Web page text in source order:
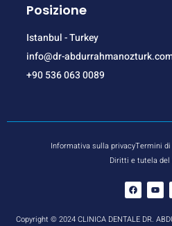
Posizione
Istanbul - Turkey
info@dr-
+90 536 063 0089
Informativa sulla privacyTermini
Diritti e tutela del
Copyright © 2024 CLINICA DENTALE DR.